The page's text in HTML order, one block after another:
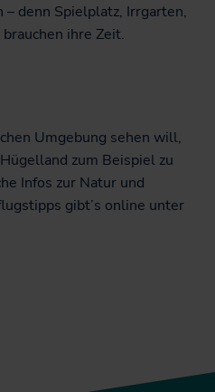
– denn Spielplatz, Irrgarten,
ihre Zeit.
Umgebung sehen will,
zum Beispiel zu
Infos zur Natur und
gibt’s online unter